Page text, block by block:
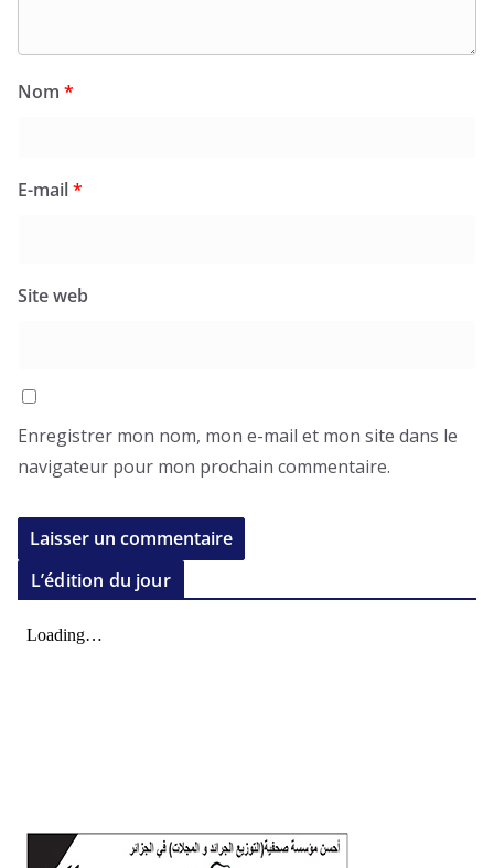
Nom *
E-mail*
Site web
Enregistrer mon nom, mon e-mail et mon site dans le
navigateur pour mon prochain commentaire.
L’édition du jour